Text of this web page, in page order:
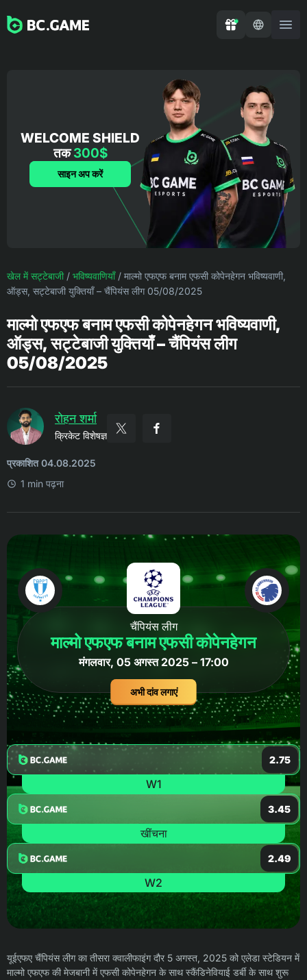
WELCOME SHIELD
तक300$
साइन अप करें
खेल में सट्टेबाजी/ भविष्यवाणियाँ/ माल्मो एफएफ बनाम एफसी कोपेनहेगन भविष्यवाणी,
ऑड्स, सट्टेबाजी युक्तियाँ – चैंपियंस लीग 05/08/2025
माल्मो एफएफ बनाम एफसी कोपेनहेगन भविष्यवाणी,
ऑड्स, सट्टेबाजी युक्तियाँ – चैंपियंस लीग
05/08/2025
रोहन शर्मा
क्रिकेट विशेषज्ञ
प्रकाशित 04.08.2025
1 min पढ़ना
चैंपियंस लीग
माल्मो एफएफ बनाम एफसी कोपेनहेगन
मंगलवार, 05 अगस्त 2025 – 17:00
अभी दांव लगाएं
2.75
W1
3.45
खींचना
2.49
W2
यूईएफए चैंपियंस लीग का तीसरा क्वालीफाइंग दौर 5 अगस्त, 2025 को एलेडा स्टेडियन में
माल्मो एफएफ की मेजबानी में एफसी कोपेनहेगन के साथ स्कैंडिनेवियाई डर्बी के साथ शुरू